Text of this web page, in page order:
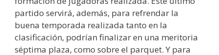
partido servirá, además, para refrendar la
buena temporada realizada tanto en la
clasificación, podrían finalizar en una meritoria
séptima plaza, como sobre el parquet. Y para